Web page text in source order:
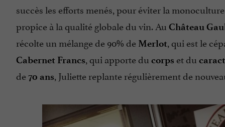
succès les efforts menés, pour éviter la
propice à la qualité globale du vin. Au Château
récolte un mélange de 90% de Merlot, qui est le
Cabernet Francs, qui apporte du corps et du
de70 ans, Juliette replante régulièrement de